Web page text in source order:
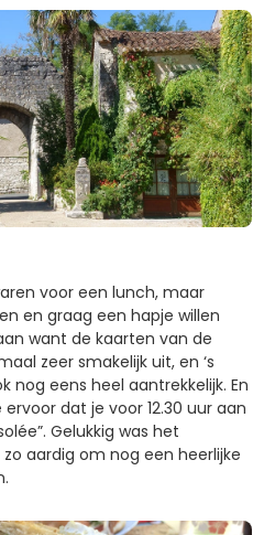
voor een lunch, maar
en graag een hapje willen
want de kaarten van de
zeer smakelijk uit, en ‘s
nog eens heel aantrekkelijk. En
dat je voor 12.30 uur aan
Gelukkig was het
aardig om nog een heerlijke